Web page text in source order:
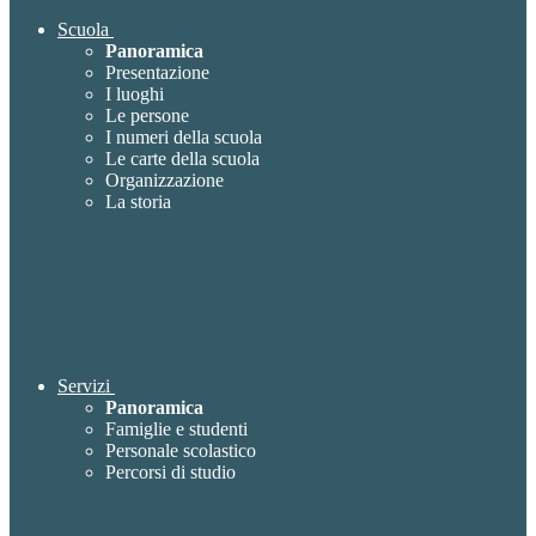
Scuola
Panoramica
Presentazione
I luoghi
Le persone
I numeri della scuola
Le carte della scuola
Organizzazione
La storia
Servizi
Panoramica
Famiglie e studenti
Personale scolastico
Percorsi di studio